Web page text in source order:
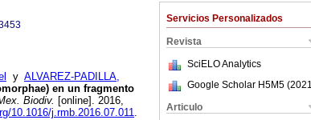
Servicios Personalizados
Revista
SciELO Analytics
Google Scholar H5M5 (2021
Articulo
y ALVAREZ-PADILLA,
en un fragmento
Biodiv. [online]. 2016,
10.1016/j.rmb.2016.07.011.